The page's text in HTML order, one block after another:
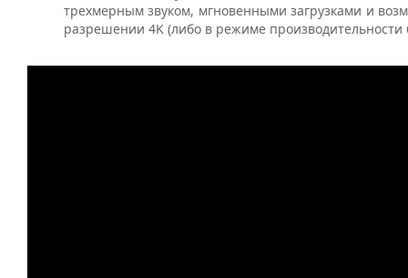
трехмерным звуком, мгновенными загрузками и
разрешении 4K (либо в режиме производительности